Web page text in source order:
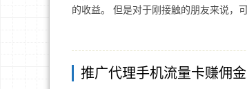
的收益。 但是对于刚接触的朋友来说，
推广代理手机流量卡赚佣